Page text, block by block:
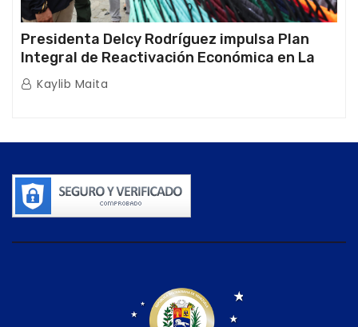
Presidenta Delcy Rodríguez impulsa Plan
Integral de Reactivación Económica en La
Guaira
Kaylib Maita